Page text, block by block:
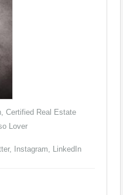
Certified Real Estate
Lover
Instagram, LinkedIn